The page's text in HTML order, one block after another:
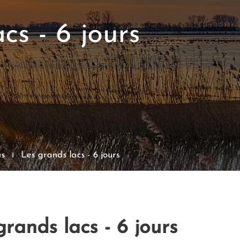
- 6 jours
Les grands lacs - 6 jours
lacs - 6 jours